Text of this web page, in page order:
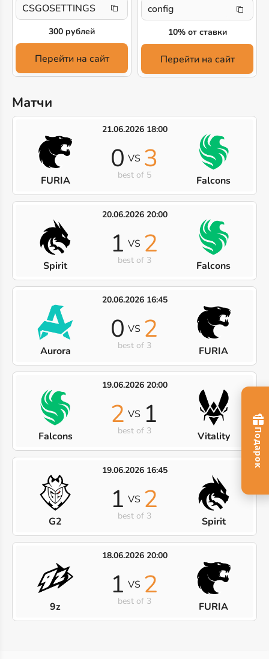
CSGOSETTINGS
300 рублей
Перейти на сайт
config
10% от ставки
Перейти на сайт
Матчи
21.06.2026 18:00
FURIA
0 VS 3
best of 5 Falcons
20.06.2026 20:00
Spirit
1 VS 2
best of 3 Falcons
20.06.2026 16:45
Aurora
0 VS 2
best of 3 FURIA
19.06.2026 20:00
Falcons
2 VS 1
best of 3 Vitality
19.06.2026 16:45
G2
1 VS 2
best of 3 Spirit
18.06.2026 20:00
9z
1 VS 2
best of 3 FURIA